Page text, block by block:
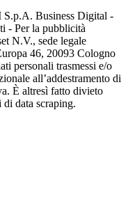
S.p.A. Business Digital -
- Per la pubblicità
N.V., sede legale
46, 20093 Cologno
personali trasmessi e/o
all’addestramento di
È altresì fatto divieto
di data scraping.